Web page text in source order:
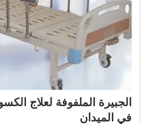
الجبيرة الملفوفة لعلاج
في الميدان